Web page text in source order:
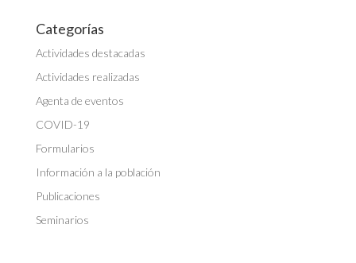
Categorías
Actividades destacadas
Actividades realizadas
Agenta de eventos
COVID-19
Formularios
Información a la población
Publicaciones
Seminarios